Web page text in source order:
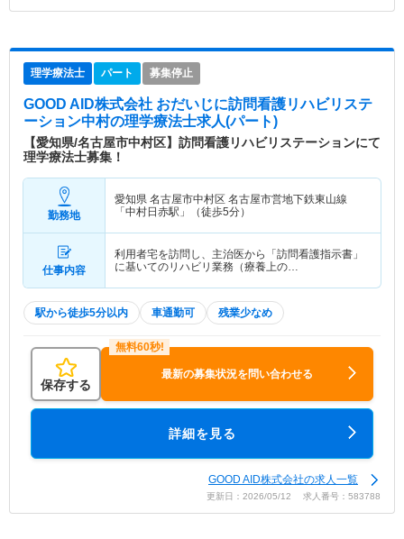
理学療法士 パート 募集停止
GOOD AID株式会社 おだいじに訪問看護リハビリステ
ーション中村の理学療法士求人(パート)
【愛知県/名古屋市中村区】訪問看護リハビリステーションにて
理学療法士募集！
勤務地
愛知県 名古屋市中村区 名古屋市営地下鉄東山線
「中村日赤駅」（徒歩5分）
仕事内容
利用者宅を訪問し、主治医から「訪問看護指示書」
に基いてのリハビリ業務（療養上の…
駅から徒歩5分以内 車通勤可 残業少なめ
保存する
最新の募集状況を問い合わせる
詳細を見る
GOOD AID株式会社の求人一覧
更新日：2026/05/12 求人番号：583788